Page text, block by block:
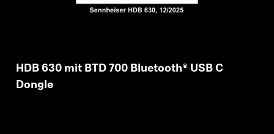
HDB 630 mit BTD 700 Bluetooth® USB C
Dongle